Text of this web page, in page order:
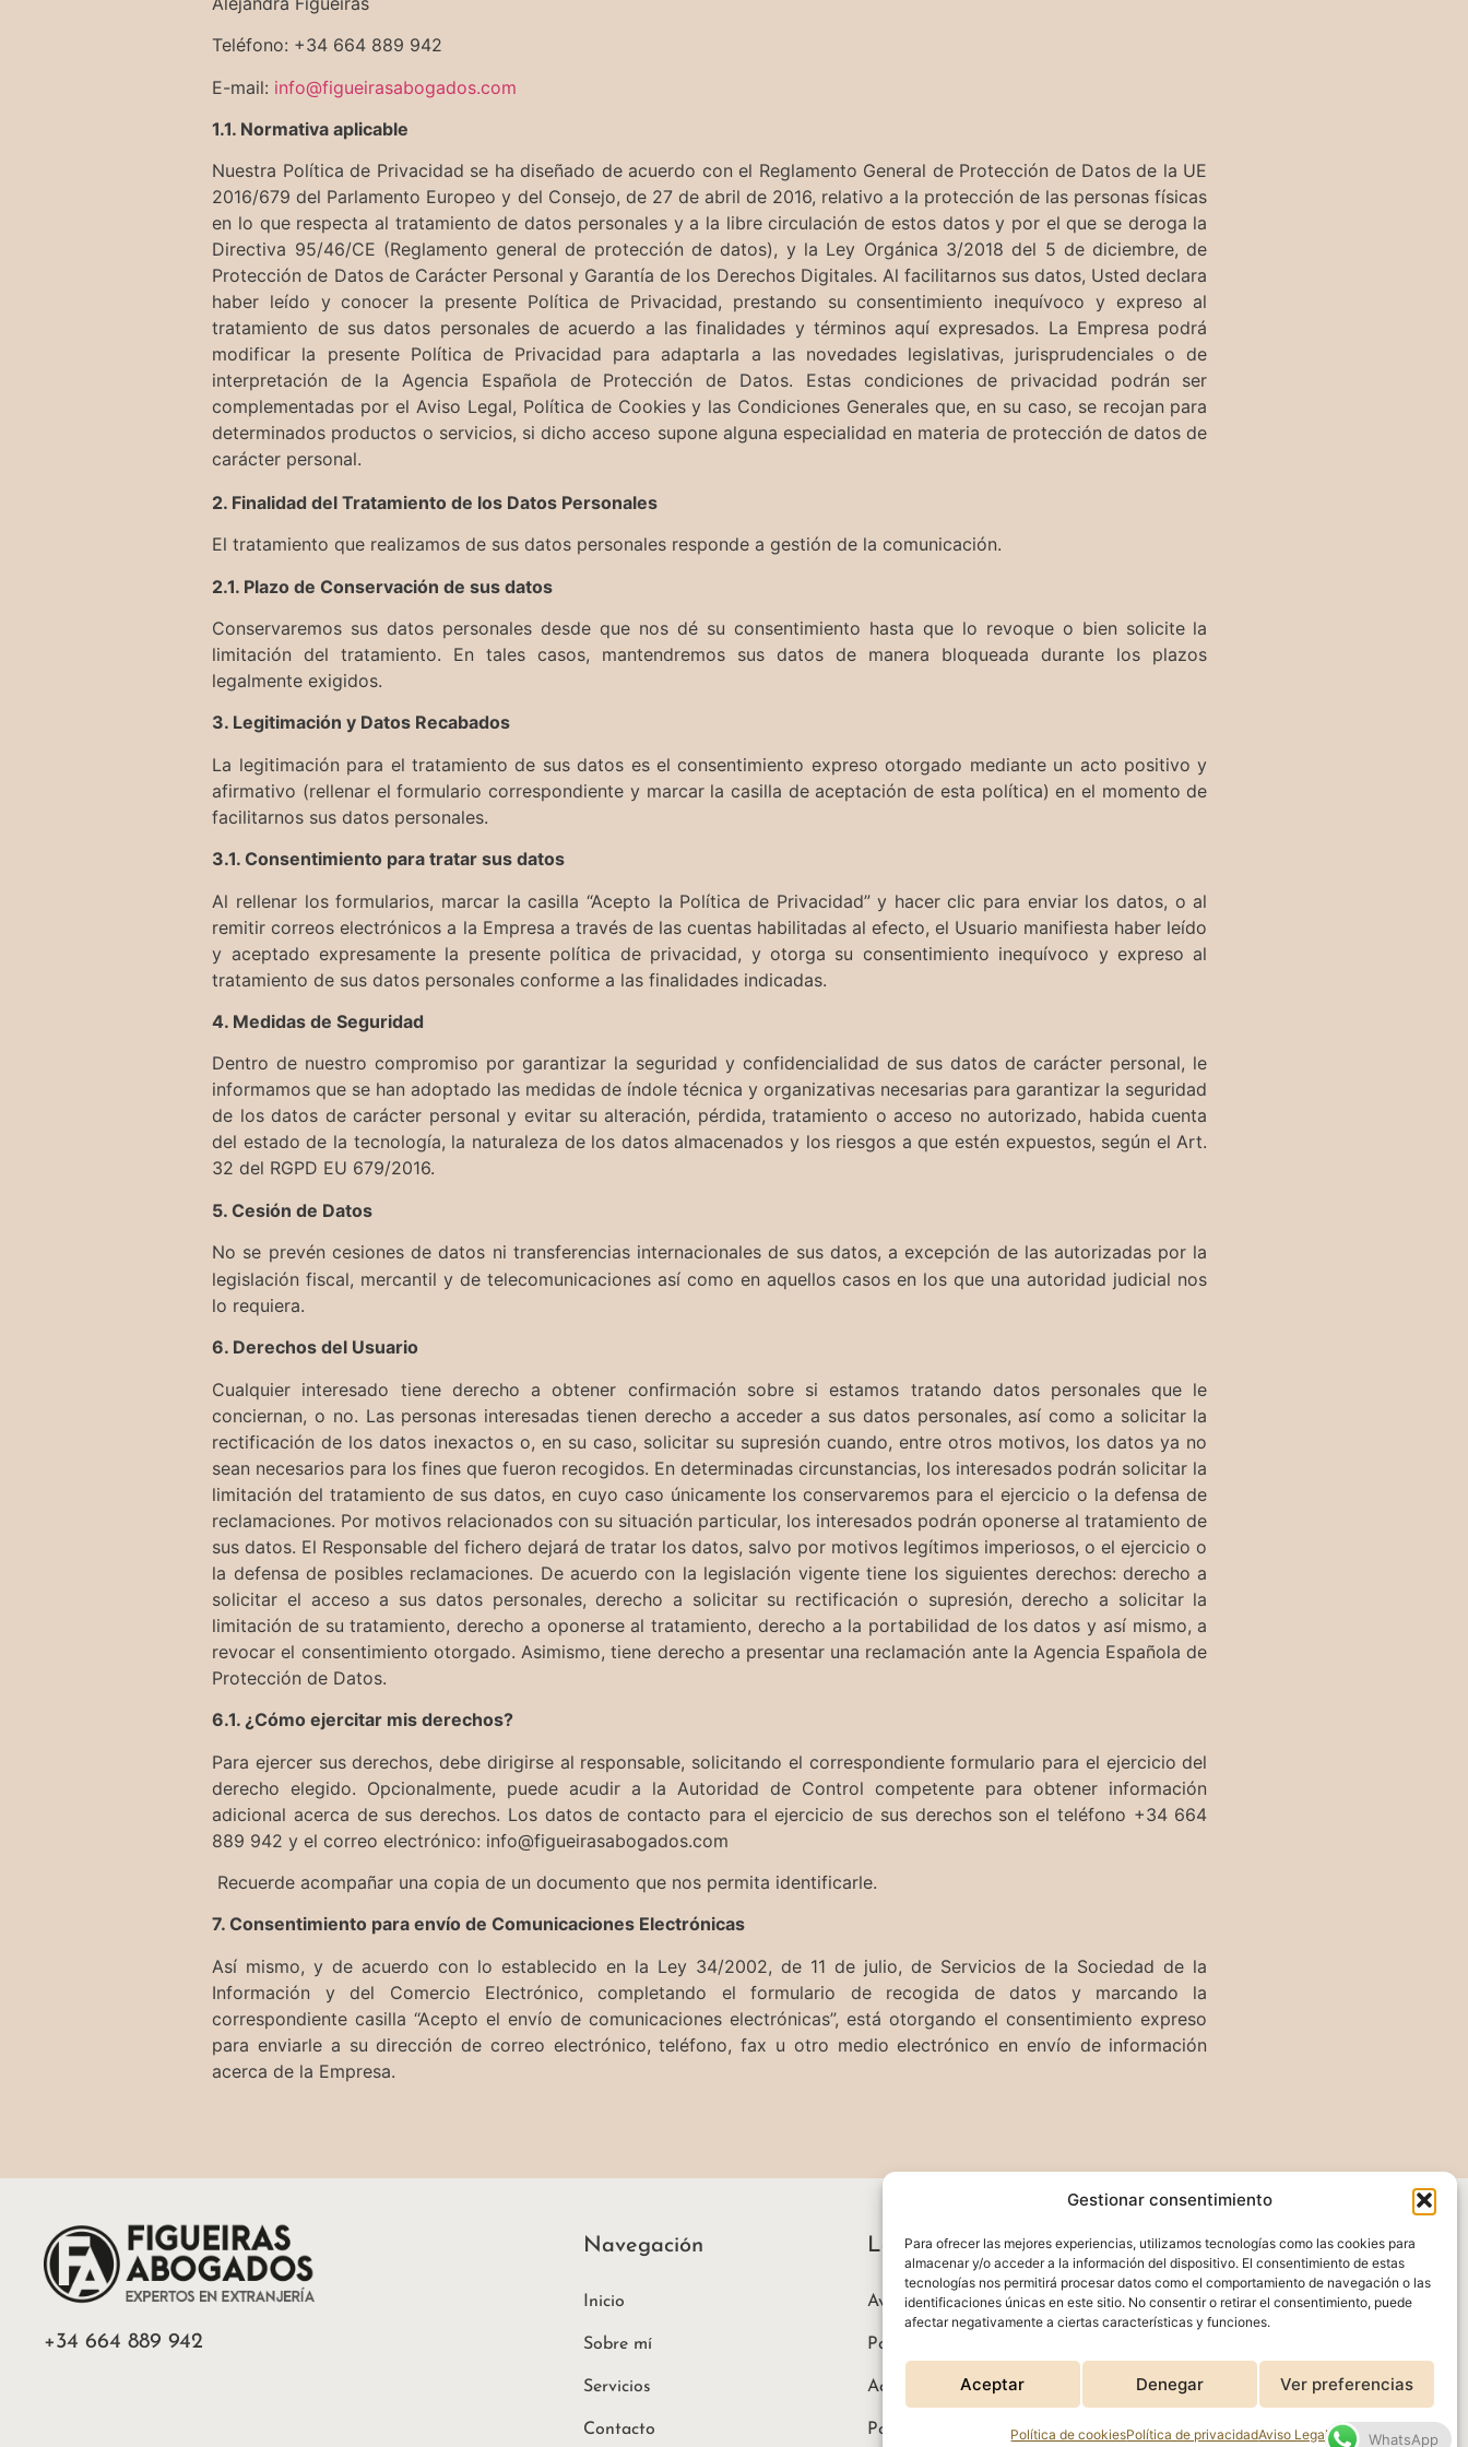
Gestionar consentimiento
Para ofrecer las mejores experiencias, utilizamos tecnologías como las cookies para
almacenar y/o acceder a la información del dispositivo. El consentimiento de estas
tecnologías nos permitirá procesar datos como el comportamiento de navegación o las
identificaciones únicas en este sitio. No consentir o retirar el consentimiento, puede
afectar negativamente a ciertas características y funciones.
Aceptar Denegar Ver preferencias
Política de cookiesPolítica de privacidadAviso Legal
Teléfono: +34 664 889 942
E-mail: info@figueirasabogados.com
1.1. Normativa aplicable
Nuestra Política de Privacidad se ha diseñado de acuerdo con el Reglamento General de Protección de Datos de la UE
2016/679 del Parlamento Europeo y del Consejo, de 27 de abril de 2016, relativo a la protección de las personas físicas
en lo que respecta al tratamiento de datos personales y a la libre circulación de estos datos y por el que se deroga la
Directiva 95/46/CE (Reglamento general de protección de datos), y la Ley Orgánica 3/2018 del 5 de diciembre, de
Protección de Datos de Carácter Personal y Garantía de los Derechos Digitales. Al facilitarnos sus datos, Usted declara
haber leído y conocer la presente Política de Privacidad, prestando su consentimiento inequívoco y expreso al
tratamiento de sus datos personales de acuerdo a las finalidades y términos aquí expresados. La Empresa podrá
modificar la presente Política de Privacidad para adaptarla a las novedades legislativas, jurisprudenciales o de
interpretación de la Agencia Española de Protección de Datos. Estas condiciones de privacidad podrán ser
complementadas por el Aviso Legal, Política de Cookies y las Condiciones Generales que, en su caso, se recojan para
determinados productos o servicios, si dicho acceso supone alguna especialidad en materia de protección de datos de
carácter personal.
2. Finalidad del Tratamiento de los Datos Personales
El tratamiento que realizamos de sus datos personales responde a gestión de la comunicación.
2.1. Plazo de Conservación de sus datos
Conservaremos sus datos personales desde que nos dé su consentimiento hasta que lo revoque o bien solicite la
limitación del tratamiento. En tales casos, mantendremos sus datos de manera bloqueada durante los plazos
legalmente exigidos.
3. Legitimación y Datos Recabados
La legitimación para el tratamiento de sus datos es el consentimiento expreso otorgado mediante un acto positivo y
afirmativo (rellenar el formulario correspondiente y marcar la casilla de aceptación de esta política) en el momento de
facilitarnos sus datos personales.
3.1. Consentimiento para tratar sus datos
Al rellenar los formularios, marcar la casilla “Acepto la Política de Privacidad” y hacer clic para enviar los datos, o al
remitir correos electrónicos a la Empresa a través de las cuentas habilitadas al efecto, el Usuario manifiesta haber leído
y aceptado expresamente la presente política de privacidad, y otorga su consentimiento inequívoco y expreso al
tratamiento de sus datos personales conforme a las finalidades indicadas.
4. Medidas de Seguridad
Dentro de nuestro compromiso por garantizar la seguridad y confidencialidad de sus datos de carácter personal, le
informamos que se han adoptado las medidas de índole técnica y organizativas necesarias para garantizar la seguridad
de los datos de carácter personal y evitar su alteración, pérdida, tratamiento o acceso no autorizado, habida cuenta
del estado de la tecnología, la naturaleza de los datos almacenados y los riesgos a que estén expuestos, según el Art.
32 del RGPD EU 679/2016.
5. Cesión de Datos
No se prevén cesiones de datos ni transferencias internacionales de sus datos, a excepción de las autorizadas por la
legislación fiscal, mercantil y de telecomunicaciones así como en aquellos casos en los que una autoridad judicial nos
lo requiera.
6. Derechos del Usuario
Cualquier interesado tiene derecho a obtener confirmación sobre si estamos tratando datos personales que le
conciernan, o no. Las personas interesadas tienen derecho a acceder a sus datos personales, así como a solicitar la
rectificación de los datos inexactos o, en su caso, solicitar su supresión cuando, entre otros motivos, los datos ya no
sean necesarios para los fines que fueron recogidos. En determinadas circunstancias, los interesados podrán solicitar la
limitación del tratamiento de sus datos, en cuyo caso únicamente los conservaremos para el ejercicio o la defensa de
reclamaciones. Por motivos relacionados con su situación particular, los interesados podrán oponerse al tratamiento de
sus datos. El Responsable del fichero dejará de tratar los datos, salvo por motivos legítimos imperiosos, o el ejercicio o
la defensa de posibles reclamaciones. De acuerdo con la legislación vigente tiene los siguientes derechos: derecho a
solicitar el acceso a sus datos personales, derecho a solicitar su rectificación o supresión, derecho a solicitar la
limitación de su tratamiento, derecho a oponerse al tratamiento, derecho a la portabilidad de los datos y así mismo, a
revocar el consentimiento otorgado. Asimismo, tiene derecho a presentar una reclamación ante la Agencia Española de
Protección de Datos.
6.1. ¿Cómo ejercitar mis derechos?
Para ejercer sus derechos, debe dirigirse al responsable, solicitando el correspondiente formulario para el ejercicio del
derecho elegido. Opcionalmente, puede acudir a la Autoridad de Control competente para obtener información
adicional acerca de sus derechos. Los datos de contacto para el ejercicio de sus derechos son el teléfono +34 664
889 942 y el correo electrónico: info@figueirasabogados.com
Recuerde acompañar una copia de un documento que nos permita identificarle.
7. Consentimiento para envío de Comunicaciones Electrónicas
Así mismo, y de acuerdo con lo establecido en la Ley 34/2002, de 11 de julio, de Servicios de la Sociedad de la
Información y del Comercio Electrónico, completando el formulario de recogida de datos y marcando la
correspondiente casilla “Acepto el envío de comunicaciones electrónicas”, está otorgando el consentimiento expreso
para enviarle a su dirección de correo electrónico, teléfono, fax u otro medio electrónico en envío de información
acerca de la Empresa.
+34 664 889 942
Navegación
Inicio
Sobre mí
Servicios
Contacto
Legal
Aviso Legal
Política de privacidad
Accesibilidad
Política de cookies
Síguenos
Linkedin
WhatsApp